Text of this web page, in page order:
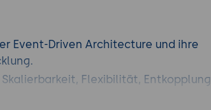
Event-Driven Architecture und ihre
Flexibilität, Entkopplung